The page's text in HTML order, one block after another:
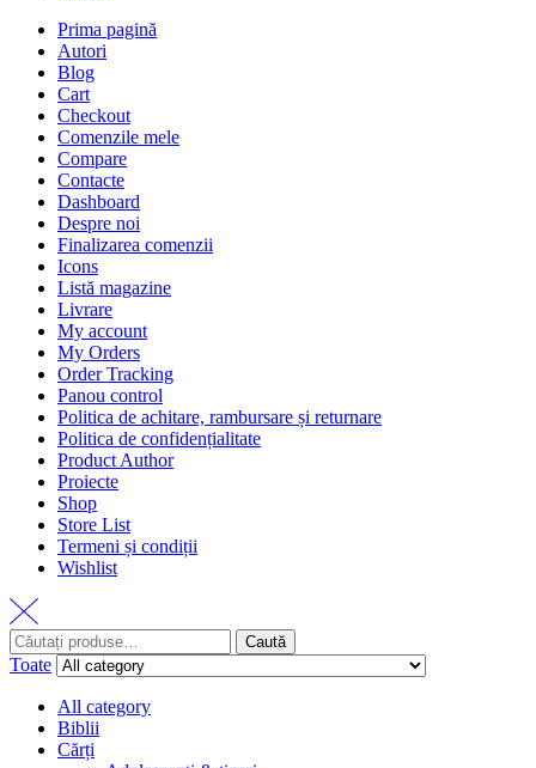
Prima pagină
Autori
Blog
Cart
Checkout
Comenzile mele
Compare
Contacte
Dashboard
Despre noi
Finalizarea comenzii
Icons
Listă magazine
Livrare
My account
My Orders
Order Tracking
Panou control
Politica de achitare, rambursare și returnare
Politica de confidențialitate
Product Author
Proiecte
Shop
Store List
Termeni și condiții
Wishlist
Caută
Toate
All category
Biblii
Cărți